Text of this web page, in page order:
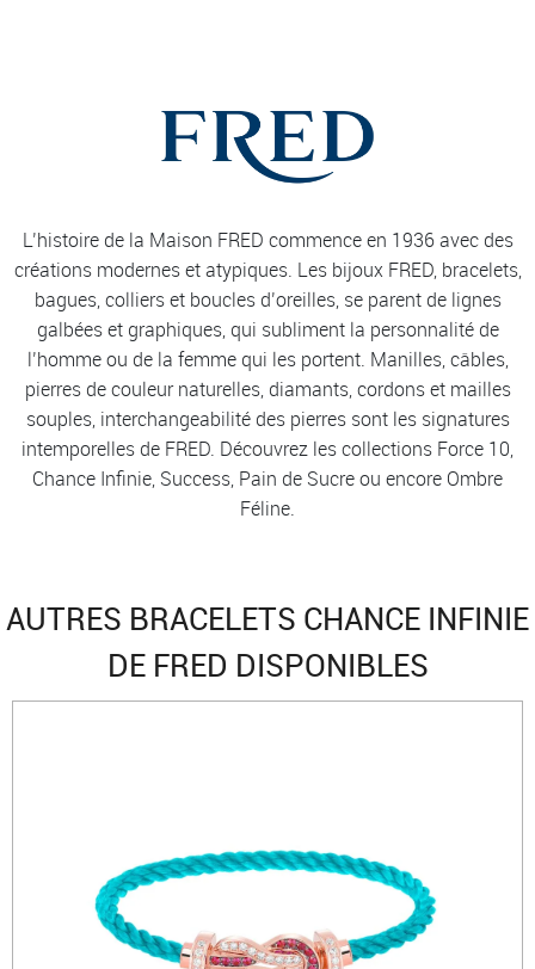
L’histoire de la Maison FRED commence en 1936 avec des
créations modernes et atypiques. Les bijoux FRED, bracelets,
bagues, colliers et boucles d’oreilles, se parent de lignes
galbées et graphiques, qui subliment la personnalité de
l’homme ou de la femme qui les portent. Manilles, câbles,
pierres de couleur naturelles, diamants, cordons et mailles
souples, interchangeabilité des pierres sont les signatures
intemporelles de FRED. Découvrez les collections Force 10,
Chance Infinie, Success, Pain de Sucre ou encore Ombre
Féline.
AUTRES BRACELETS CHANCE INFINIE
DE FRED DISPONIBLES